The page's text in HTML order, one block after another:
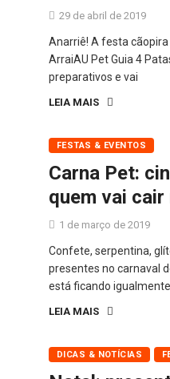
29 de abril de 2019
Anarriê! A festa
ArraiAU Pet Guia 4
preparativos e vai
LEIA MAIS
FESTAS & EVENTOS
Carna Pet:
quem vai
1 de março de 2019
Confete, serpentina,
presentes no carnaval
está ficando igualmente
LEIA MAIS
DICAS & NOTÍCIAS